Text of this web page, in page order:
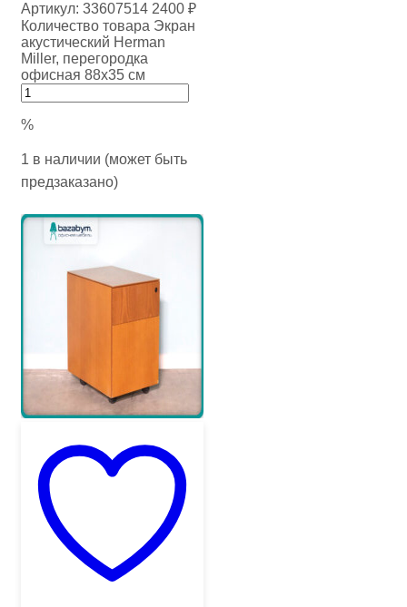
Артикул: 33607514 2400 ₽
Количество товара Экран
акустический Herman
Miller, перегородка
офисная 88х35 см
%
1 в наличии (может быть
предзаказано)